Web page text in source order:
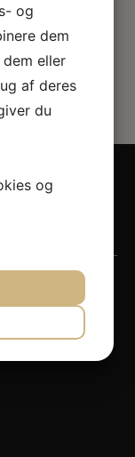
og
dem
eller
af deres
du
og